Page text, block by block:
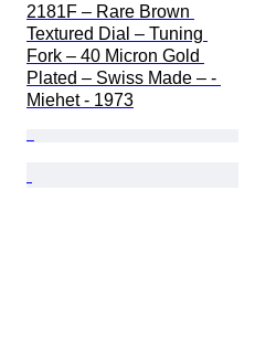
2181F – Rare Brown
Textured Dial – Tuning
Fork – 40 Micron Gold
Plated – Swiss Made – -
Miehet - 1973